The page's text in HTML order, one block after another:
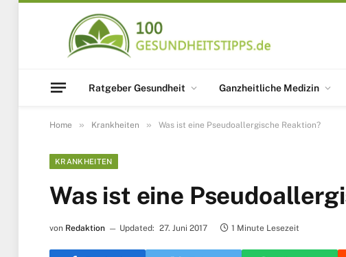
Ratgeber Gesundheit Ganzheitliche Medizin
Home » Krankheiten » Was ist eine Pseudoallergische Reaktion?
KRANKHEITEN
Was ist eine
von Redaktion Updated: 27. Juni 2017 1 Minute Lesezeit